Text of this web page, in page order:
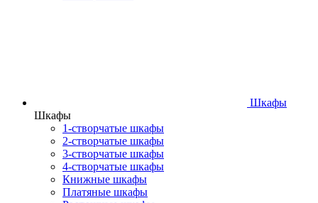
Шкафы
Шкафы
1-створчатые шкафы
2-створчатые шкафы
3-створчатые шкафы
4-створчатые шкафы
Книжные шкафы
Платяные шкафы